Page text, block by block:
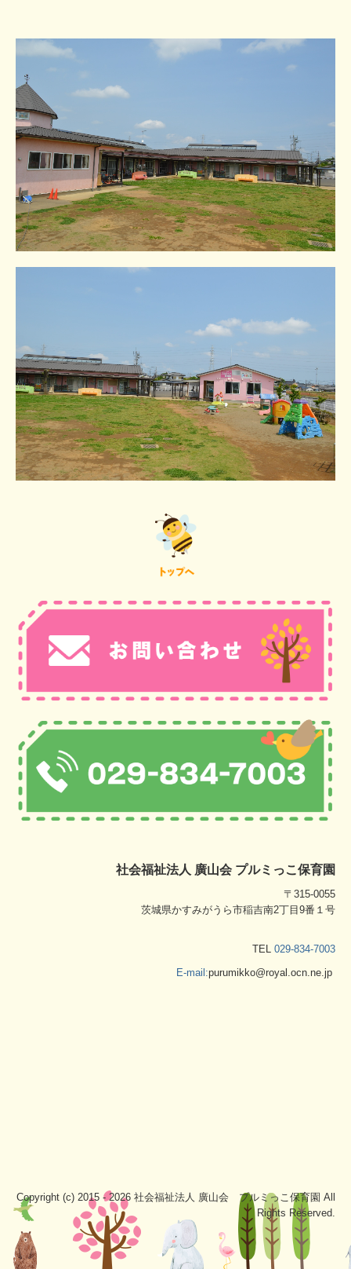
社会福祉法人 廣山会 プルミっこ保育園
〒315-0055
茨城県かすみがうら市稲吉南2丁目9番１号
TEL 029-834-7003
E-mail:purumikko@royal.ocn.ne.jp
Copyright (c) 2015 - 2026 社会福祉法人 廣山会 プルミっこ保育園 All
Rights Reserved.